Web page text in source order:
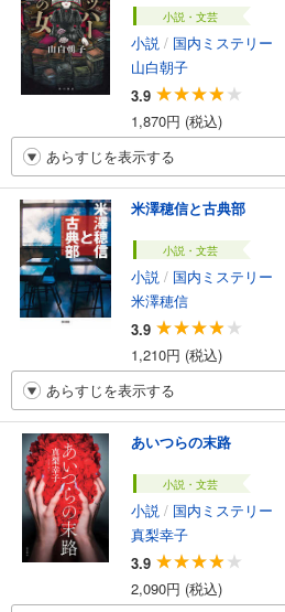
小説・文芸
小説 / 国内ミステリー
山白朝子
3.9
1,870円 (税込)
あらすじを表示する
米澤穂信と古典部
小説・文芸
小説 / 国内ミステリー
米澤穂信
3.9
1,210円 (税込)
あらすじを表示する
あいつらの末路
小説・文芸
小説 / 国内ミステリー
真梨幸子
3.9
2,090円 (税込)